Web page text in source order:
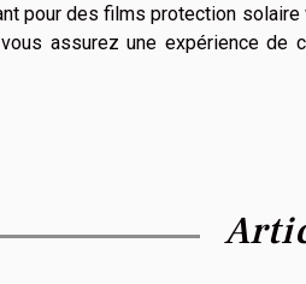
pour des films protection
assurez une expérience